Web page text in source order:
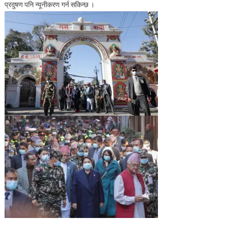
प्रदुषण पनि न्यूनीकरण गर्न सकिन्छ ।